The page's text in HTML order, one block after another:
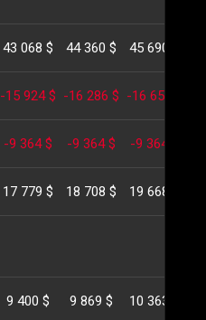
43 068 $ 44 360 $ 45 690 $
-15 924 $ -16 286 $ -16 658 $
-9 364 $ -9 364 $ -9 364 $
17 779 $ 18 708 $ 19 668 $
9 400 $ 9 869 $ 10 363 $